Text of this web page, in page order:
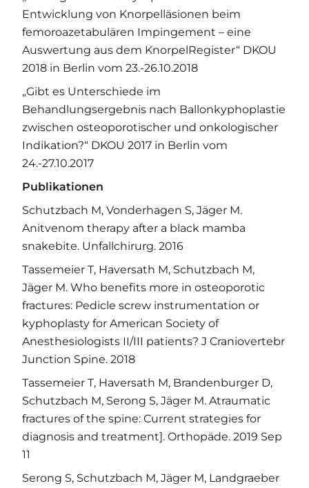
Entwicklung von Knorpelläsionen beim
femoroazetabulären Impingement – eine
Auswertung aus dem KnorpelRegister“ DKOU
2018 in Berlin vom 23.-26.10.2018
„Gibt es Unterschiede im
Behandlungsergebnis nach Ballonkyphoplastie
zwischen osteoporotischer und onkologischer
Indikation?“ DKOU 2017 in Berlin vom
24.-27.10.2017
Publikationen
Schutzbach M, Vonderhagen S, Jäger M.
Anitvenom therapy after a black mamba
snakebite. Unfallchirurg. 2016
Tassemeier T, Haversath M, Schutzbach M,
Jäger M. Who benefits more in osteoporotic
fractures: Pedicle screw instrumentation or
kyphoplasty for American Society of
Anesthesiologists II/III patients? J Craniovertebr
Junction Spine. 2018
Tassemeier T, Haversath M, Brandenburger D,
Schutzbach M, Serong S, Jäger M. Atraumatic
fractures of the spine: Current strategies for
diagnosis and treatment]. Orthopäde. 2019 Sep
11
Serong S, Schutzbach M, Jäger M, Landgraeber